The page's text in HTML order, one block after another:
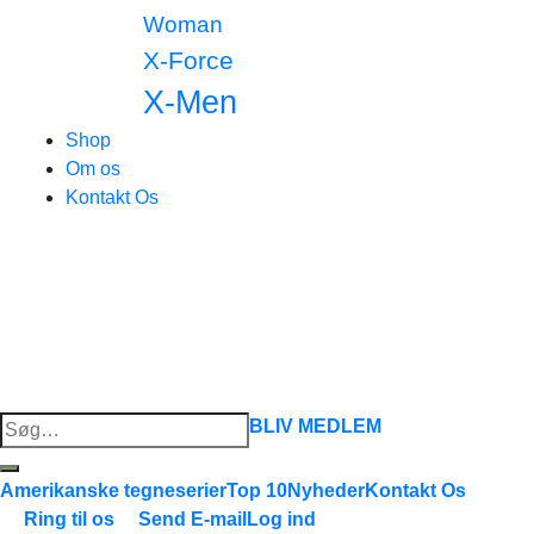
Woman
X-Force
X-Men
Shop
Om os
Kontakt Os
Søg
efter:
BLIV MEDLEM
Amerikanske tegneserierTop 10NyhederKontakt Os
Ring til os
Send E-mail Log ind